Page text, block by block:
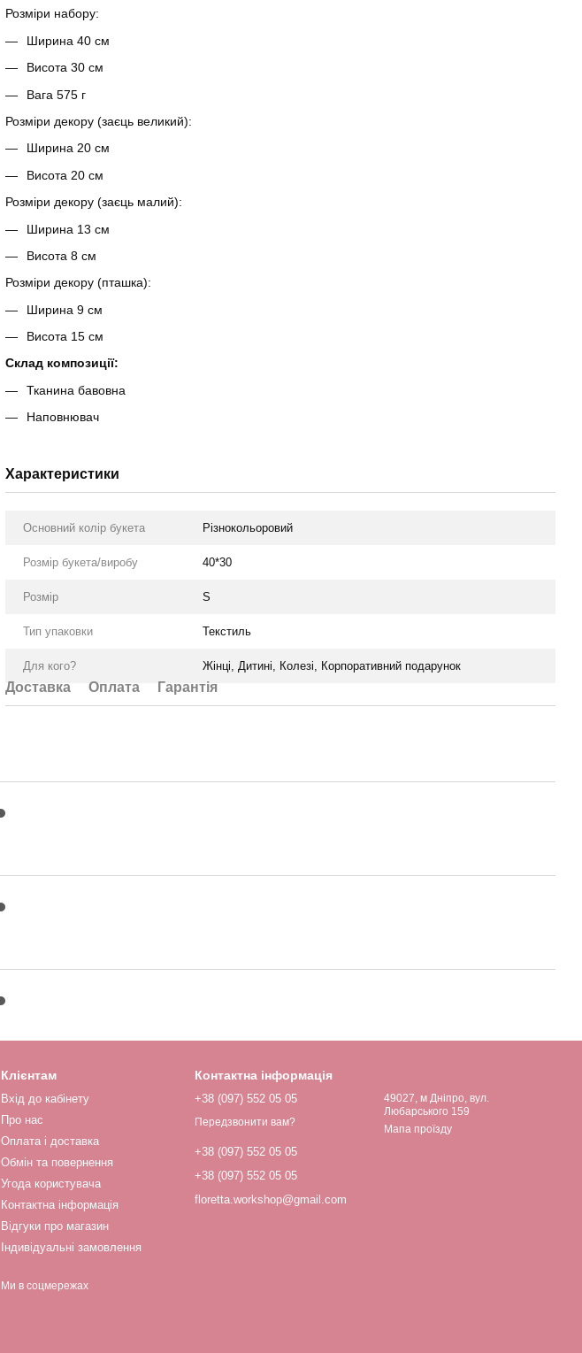
Розміри набору:
Ширина 40 см
Висота 30 см
Вага 575 г
Розміри декору (заєць великий):
Ширина 20 см
Висота 20 см
Розміри декору (заєць малий):
Ширина 13 см
Висота 8 см
Розміри декору (пташка):
Ширина 9 см
Висота 15 см
Склад композиції:
Тканина бавовна
Наповнювач
Характеристики
Основний колір букета Різнокольоровий
Розмір букета/виробу 40*30
Розмір S
Тип упаковки Текстиль
Для кого? Жінці, Дитині, Колезі, Корпоративний подарунок
Доставка Оплата Гарантія
Клієнтам
Вхід до кабінету
Про нас
Оплата і доставка
Обмін та повернення
Угода користувача
Контактна інформація
Відгуки про магазин
Індивідуальні замовлення
Ми в соцмережах
Контактна інформація
+38 (097) 552 05 05
Передзвонити вам?
+38 (097) 552 05 05
+38 (097) 552 05 05
floretta.workshop@gmail.com
49027, м Дніпро, вул.
Любарського 159
Мапа проїзду